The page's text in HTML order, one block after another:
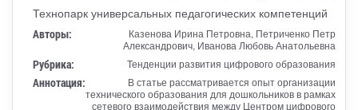
Технопарк универсальных педагогических компетенций
Авторы:
Казенова Ирина Петровна, Петриченко Петр
Александрович, Иванова Любовь Анатольевна
Рубрика: Тенденции развития цифрового образования
Аннотация:
В статье рассматривается опыт организации
технического образования для дошкольников в рамках
сетевого взаимодействия между Центром цифрового